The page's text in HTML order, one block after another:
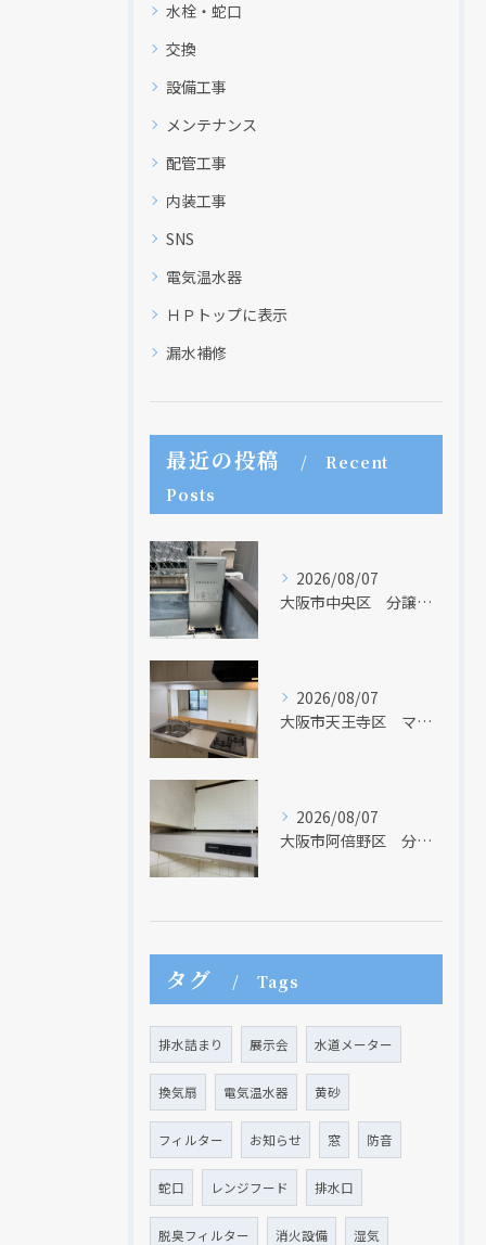
水栓・蛇口
交換
設備工事
メンテナンス
配管工事
内装工事
SNS
電気温水器
ＨＰトップに表示
漏水補修
最近の投稿
Recent
Posts
2026/08/07
大阪市中央区 分譲マンションの給湯器取替リフォーム工事 UV除菌機能搭載給湯器
2026/08/07
大阪市天王寺区 マンションのキッチン取替及び内装リフォーム工事 クリナップ
2026/08/07
大阪市阿倍野区 分譲マンションのレンジフード取替リフォーム工事 タカラスタンダード
タグ Tags
排水詰まり 展示会 水道メーター
換気扇 電気温水器 黄砂
フィルター お知らせ 窓 防音
蛇口 レンジフード 排水口
脱臭フィルター 消火設備 湿気
現在、新聞に入っている折込チラシです。
現在、新聞に入っている折込チラシです。